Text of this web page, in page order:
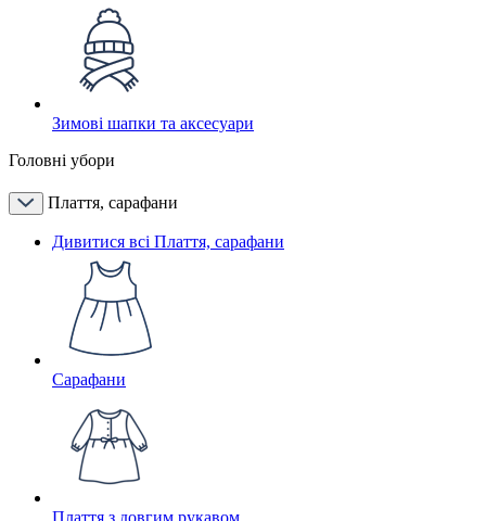
Зимові шапки та аксесуари
Головні убори
Плаття, сарафани
Дивитися всі Плаття, сарафани
Сарафани
Плаття з довгим рукавом